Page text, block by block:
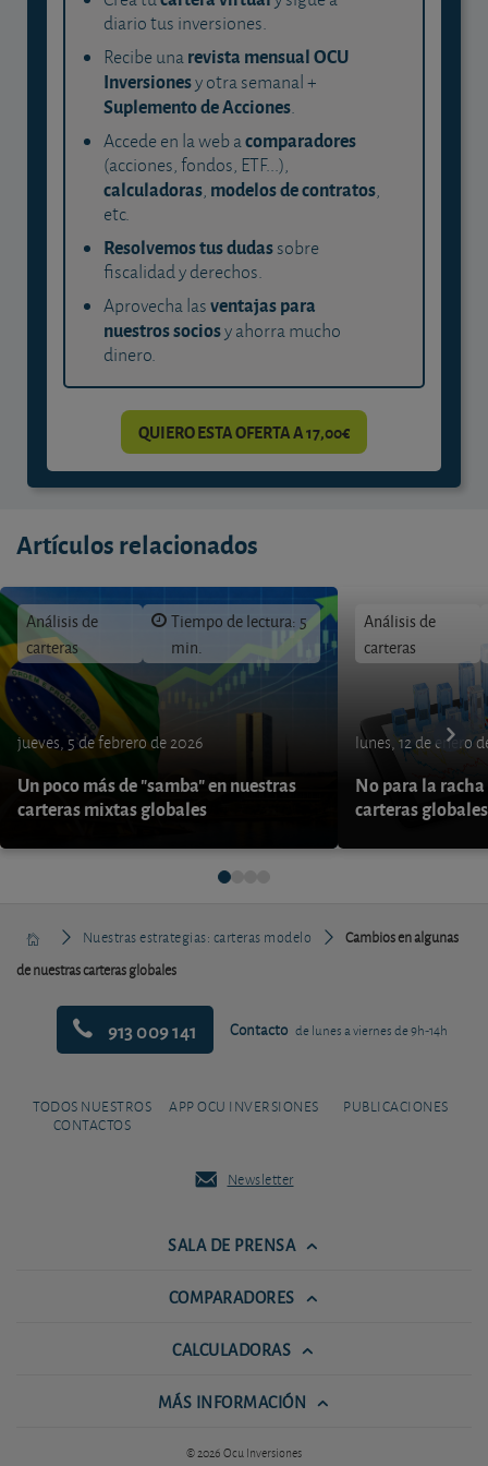
diario tus inversiones.
Recibe unarevista mensual OCU
Inversionesy otra semanal +
Suplemento de Acciones.
Accede en la web acomparadores
(acciones, fondos, ETF...),
calculadoras, modelos de contratos,
etc.
Resolvemos tus dudassobre
fiscalidad y derechos.
Aprovecha lasventajas para
nuestros sociosy ahorra mucho
dinero.
QUIERO ESTA OFERTA A 17,00€
Artículos relacionados
Análisis de
carteras
Tiempo de lectura: 5
min.
jueves, 5 de febrero de 2026
Un poco más de "samba" en nuestras
carteras mixtas globales
Análisis de
carteras
lunes, 12 de enero
No para la
carteras globales
Nuestras estrategias: carteras modelo
Cambios en algunas
de nuestras carteras globales
913 009 141 Contacto de lunes a viernes de 9h-14h
TODOS NUESTROS
CONTACTOS
APP OCU INVERSIONES PUBLICACIONES
Newsletter
SALA DE PRENSA
COMPARADORES
CALCULADORAS
MÁS INFORMACIÓN
© 2026 Ocu Inversiones